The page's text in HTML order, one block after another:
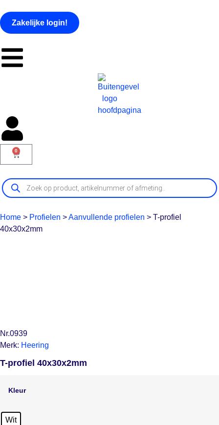
Zakelijke login!
0
Home > Profielen >Aanvullende profielen > T-profiel
40x30x2mm
Nr.0939
Merk: Heering
T-profiel 40x30x2mm
Kleur
Wit